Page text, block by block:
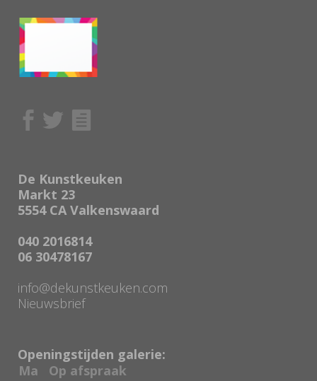
De Kunstkeuken
Markt 23
5554 CA Valkenswaard
040 2016814
06 30478167
info@dekunstkeuken.com
Nieuwsbrief
Openingstijden galerie:
Ma
Op afspraak